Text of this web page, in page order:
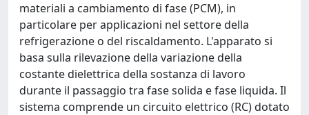
materiali a cambiamento di fase (PCM), in
particolare per applicazioni nel settore della
refrigerazione o del riscaldamento. L'apparato si
basa sulla rilevazione della variazione della
costante dielettrica della sostanza di lavoro
durante il passaggio tra fase solida e fase liquida. Il
sistema comprende un circuito elettrico (RC) dotato